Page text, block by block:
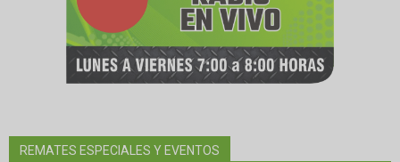
REMATES ESPECIALES Y EVENTOS